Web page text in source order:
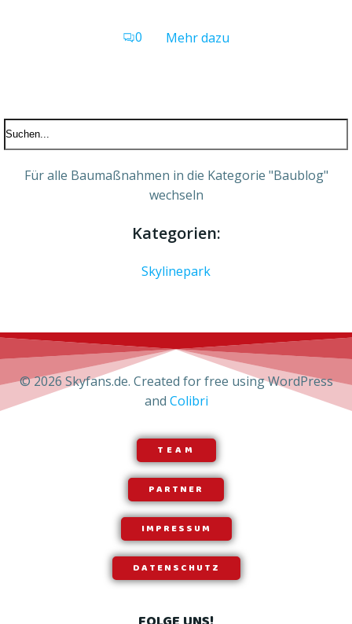
0 Mehr dazu
Für alle Baumaßnahmen in die Kategorie "Baublog"
wechseln
Kategorien:
Skylinepark
© 2026 Skyfans.de. Created for free using WordPress
and Colibri
TEAM
PARTNER
IMPRESSUM
DATENSCHUTZ